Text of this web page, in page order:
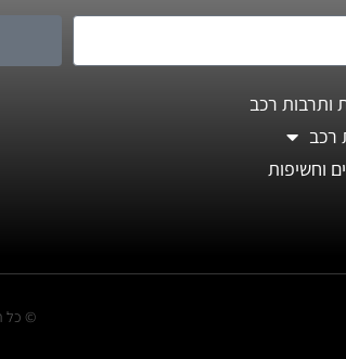
ותרבות רכב
רכב
וחשיפות
© כל